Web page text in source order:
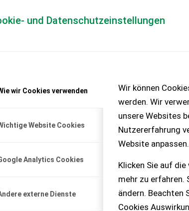
und Datenschutzeinstellungen
wir Cookies verwenden
Website Cookies
Analytics Cookies
externe Dienste
Wir können
werden. Wir
unsere Websites
Nutzererfahrung
Website anpassen.
Klicken Sie auf
mehr zu erfahren.
ändern. Beachten
Cookies
und Baumaschinen – KEINE
Delaval Melkmaschinenersatzteile